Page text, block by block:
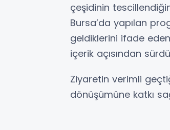
çeşidinin
Bursa’da yapılan
geldiklerini ifade
içerik açısından
Ziyaretin verimli
dönüşümüne katkı